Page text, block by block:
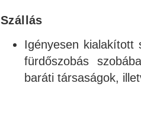
Szállás
Igényesen kialakított
fürdőszobás
baráti társaságok,